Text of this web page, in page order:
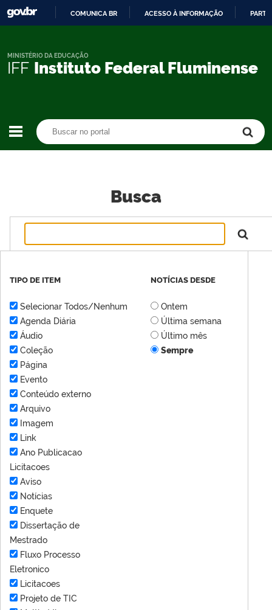
CONTEÚDO
COMUNICA BR ACESSO À INFORMAÇÃO
IFF Instituto Federal Fluminense
MINISTÉRIO DA EDUCAÇÃO
Busca
TIPO DE ITEM
Selecionar Todos/Nenhum
Agenda Diária
Áudio
Coleção
Página
Evento
Conteúdo externo
Arquivo
Imagem
Link
Ano Publicacao
Licitacoes
Aviso
Notícias
Enquete
Dissertação de
Mestrado
Fluxo Processo
Eletronico
Licitacoes
Projeto de TIC
NOTÍCIAS DESDE
Ontem
Última semana
Último mês
Sempre